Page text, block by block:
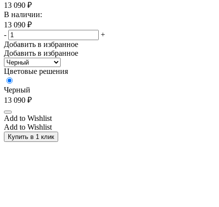
13 090 ₽
В наличии:
13 090 ₽
-
+
Добавить в избранное
Добавить в избранное
Цветовые решения
Черный
13 090 ₽
Add to Wishlist
Add to Wishlist
Купить в 1 клик